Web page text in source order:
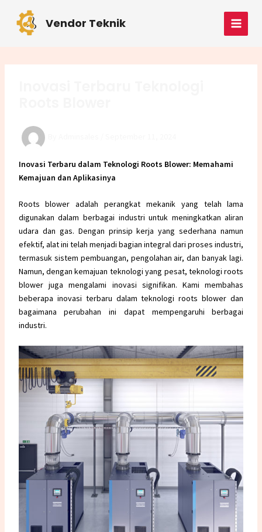
content
Vendor Teknik
MAIN
Inovasi Terbaru dalam Teknologi Roots Blower: Memahami
Kemajuan dan Aplikasinya
Roots blower adalah perangkat mekanik yang telah lama
digunakan dalam berbagai industri untuk meningkatkan aliran
udara dan gas. Dengan prinsip kerja yang sederhana namun
efektif, alat ini telah menjadi bagian integral dari proses industri,
termasuk sistem pembuangan, pengolahan air, dan banyak lagi.
Namun, dengan kemajuan teknologi yang pesat, teknologi roots
blower juga mengalami inovasi signifikan. Kami membahas
beberapa inovasi terbaru dalam teknologi roots blower dan
bagaimana perubahan ini dapat mempengaruhi berbagai
industri.
navigation